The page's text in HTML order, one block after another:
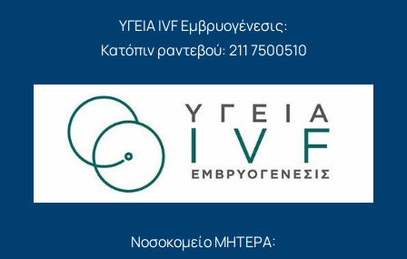
ΥΓΕΙΑ IVF Εμβρυογένεσις:
Κατόπιν ραντεβού: 211 7500510
Νοσοκομείο ΜΗΤΕΡΑ: